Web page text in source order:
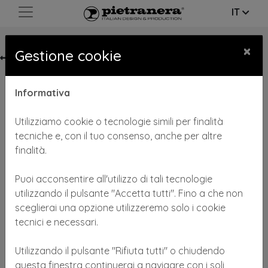
IT
TORNA AL PRODOTTO
CUSCINO CILINDRICO GINOCCHIA
CUSCINO CILINDRICO PER GINOCCHIA IN MEMORY
Gestione cookie ×
Informativa
Utilizziamo cookie o tecnologie simili per finalità
tecniche e, con il tuo consenso, anche per altre
finalità.
Puoi acconsentire all'utilizzo di tali tecnologie
utilizzando il pulsante "Accetta tutti". Fino a che non
sceglierai una opzione utilizzeremo solo i cookie
tecnici e necessari.
Utilizzando il pulsante "Rifiuta tutti" o chiudendo
questa finestra continuerai a navigare con i soli